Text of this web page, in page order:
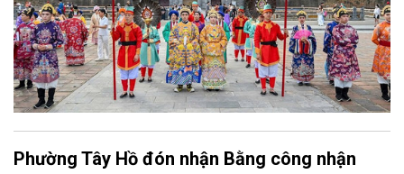
Phường Tây Hồ đón nhận Bằng công nhận